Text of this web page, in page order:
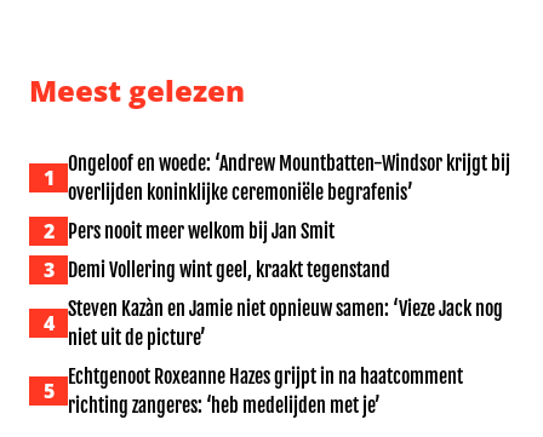
Meest gelezen
1
Ongeloof en woede: ‘Andrew Mountbatten-Windsor krijgt bij
overlijden koninklijke ceremoniële begrafenis’
2 Pers nooit meer welkom bij Jan Smit
3 Demi Vollering wint geel, kraakt tegenstand
4
Steven Kazàn en Jamie niet opnieuw samen: ‘Vieze Jack nog
niet uit de picture’
5
Echtgenoot Roxeanne Hazes grijpt in na haatcomment
richting zangeres: ‘heb medelijden met je’